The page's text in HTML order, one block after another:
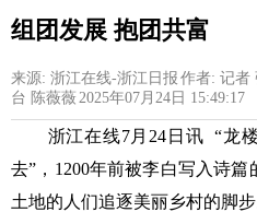
组团发展 抱团共富
来源: 浙江在线-浙江日报 作者: 记者
台 陈薇薇 2025年07月24日 15:49:17
浙江在线7月24日讯 “龙楼
去”，1200年前被李白写入诗
土地的人们追逐美丽乡村的脚步